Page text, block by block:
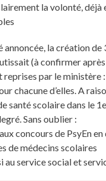
la volonté,
annoncée, la création
(à confirmer
par le ministère
chacune d’elles. A
santé scolaire dans le
Sans oublier :
concours de PsyEn
de médecins scolaires
au service social et